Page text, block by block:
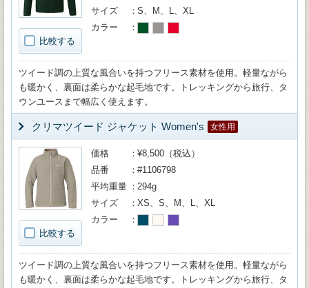
比較する
サイズ
S、M、L、XL
カラー
ツイード調の上質な風合いを持つフリース素材を使用。軽量ながら
も暖かく、裏面は柔らかな起毛地です。トレッキングから旅行、タ
ウンユースまで幅広く使えます。
クリマツイード ジャケット Women's 女性用
比較する
価格
¥8,500（税込）
品番
#1106798
平均重量
294g
サイズ
XS、S、M、L、XL
カラー
ツイード調の上質な風合いを持つフリース素材を使用。軽量ながら
も暖かく、裏面は柔らかな起毛地です。トレッキングから旅行、タ